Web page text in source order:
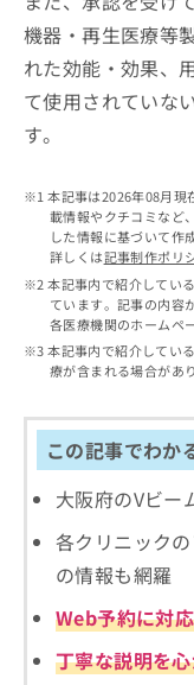
機器・再生医療等
れた効能・効果、
て使用されていな
す。
本記事は2026年08月現
載情報やクチコミなど
した情報に基づいて作
詳しくは記事制作ポリ
本記事内で紹介してい
ています。記事の内容
各医療機関のホームペ
本記事内で紹介してい
療が含まれる場合があ
この記事でわか
大阪府のVビー
各クリニック
の情報も網羅
Web予約に対
丁寧な説明を
他
の
お
問
い
合
は
ら